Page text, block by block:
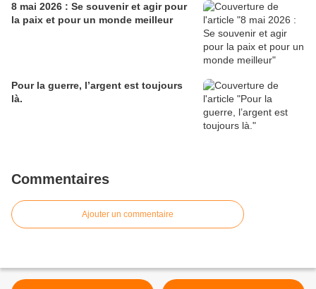
8 mai 2026 : Se souvenir et agir pour
la paix et pour un monde meilleur
Pour la guerre, l’argent est toujours
là.
Commentaires
Ajouter un commentaire